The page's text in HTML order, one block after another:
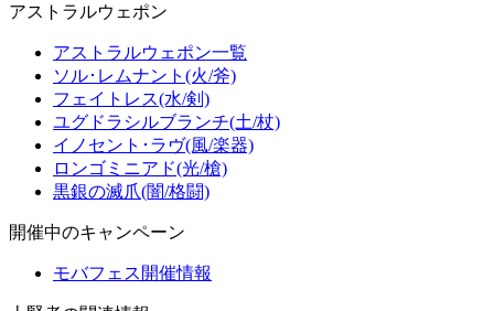
アストラルウェポン
アストラルウェポン一覧
ソル･レムナント(火/斧)
フェイトレス(水/剣)
ユグドラシルブランチ(土/杖)
イノセント･ラヴ(風/楽器)
ロンゴミニアド(光/槍)
黒銀の滅爪(闇/格闘)
開催中のキャンペーン
モバフェス開催情報